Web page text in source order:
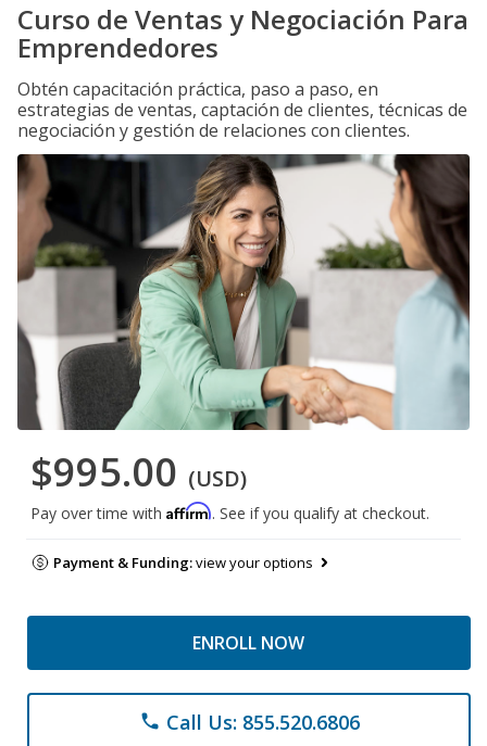
Curso de Ventas y Negociación Para
Emprendedores
Obtén capacitación práctica, paso a paso, en
estrategias de ventas, captación de clientes, técnicas de
negociación y gestión de relaciones con clientes.
$995.00 (USD)
Pay over time with Affirm. See if you qualify at checkout.
Payment & Funding:view your options
ENROLL NOW
phone Call Us: 855.520.6806